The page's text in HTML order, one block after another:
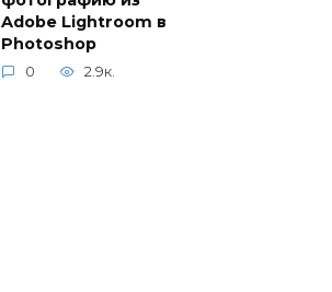
Adobe Lightroom в
Photoshop
0 2.9к.